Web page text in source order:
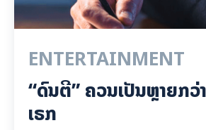
ENTERTAINMENT
“ດົນຕີ” ຄວນເປັນຫຼາຍກວ່
ເຣກ